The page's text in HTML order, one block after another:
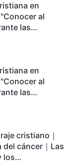
en
al
las
en
al
las
refugio?
cristiano｜
del cáncer｜Las
los